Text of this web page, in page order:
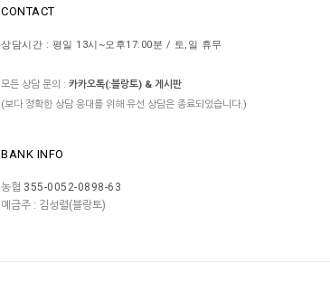
CONTACT
상담시간 : 평일 13시~오후17:00분 / 토,일 휴무
모든 상담 문의 : 카카오톡(:블랑토) & 게시판
(보다 정확한 상담 응대를 위해 유선 상담은 종료되었습니다.)
BANK INFO
농협 355-0052-0898-63
예금주 : 김성렬(블랑토)